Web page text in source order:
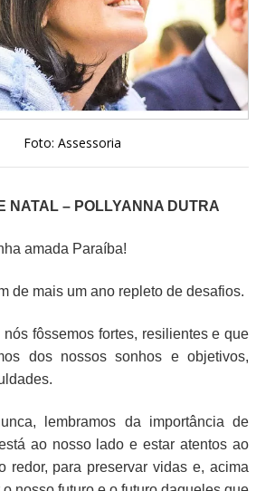
Foto: Assessoria
NATAL – POLLYANNA DUTRA
amada Paraíba!
de mais um ano repleto de desafios.
fôssemos fortes, resilientes e que
dos nossos sonhos e objetivos,
lembramos da importância de
ao nosso lado e estar atentos ao
redor, para preservar vidas e, acima